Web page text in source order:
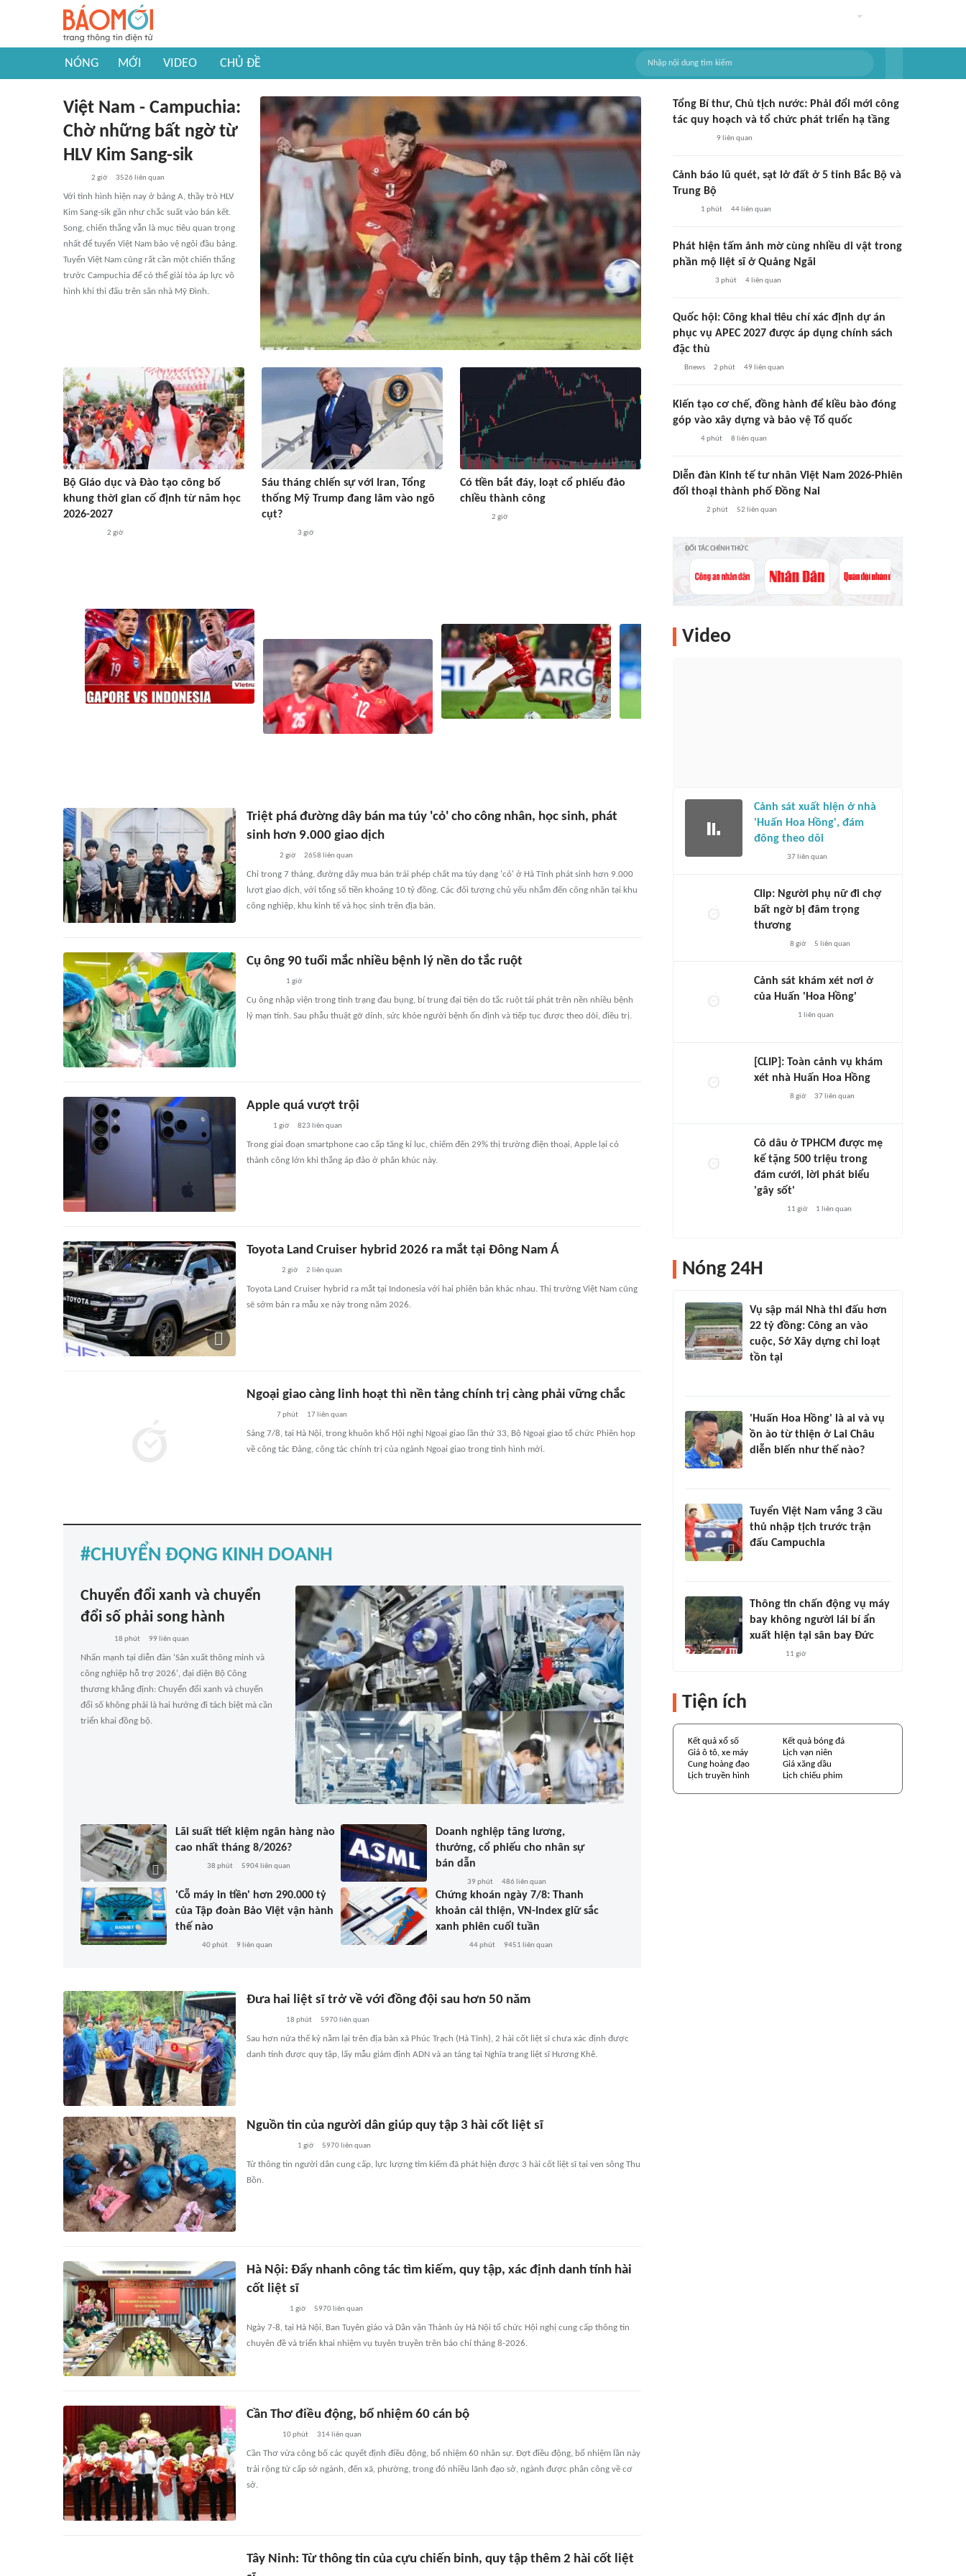
NÓNG MỚI VIDEO CHỦ ĐỀ
Việt Nam - Campuchia:
Chờ những bất ngờ từ
HLV Kim Sang-sik
2 giờ 3526 liên quan
Với tình hình hiện nay ở bảng A, thầy trò HLV
Kim Sang-sik gần như chắc suất vào bán kết.
Song, chiến thắng vẫn là mục tiêu quan trọng
nhất để tuyển Việt Nam bảo vệ ngôi đầu bảng.
Tuyển Việt Nam cũng rất cần một chiến thắng
trước Campuchia để có thể giải tỏa áp lực vô
hình khi thi đấu trên sân nhà Mỹ Đình.
Bộ Giáo dục và Đào tạo công bố
khung thời gian cố định từ năm học
2026-2027
2 giờ
Sáu tháng chiến sự với Iran, Tổng
thống Mỹ Trump đang lâm vào ngõ
cụt?
3 giờ
Có tiền bắt đáy, loạt cổ phiếu đảo
chiều thành công
2 giờ
Triệt phá đường dây bán ma túy 'cỏ' cho công nhân, học sinh, phát
sinh hơn 9.000 giao dịch
2 giờ 2658 liên quan
Chỉ trong 7 tháng, đường dây mua bán trái phép chất ma túy dạng 'cỏ' ở Hà Tĩnh phát sinh hơn 9.000
lượt giao dịch, với tổng số tiền khoảng 10 tỷ đồng. Các đối tượng chủ yếu nhắm đến công nhân tại khu
công nghiệp, khu kinh tế và học sinh trên địa bàn.
Cụ ông 90 tuổi mắc nhiều bệnh lý nền do tắc ruột
1 giờ
Cụ ông nhập viện trong tình trạng đau bụng, bí trung đại tiện do tắc ruột tái phát trên nền nhiều bệnh
lý mạn tính. Sau phẫu thuật gỡ dính, sức khỏe người bệnh ổn định và tiếp tục được theo dõi, điều trị.
Apple quá vượt trội
1 giờ 823 liên quan
Trong giai đoạn smartphone cao cấp tăng kỉ lục, chiếm đến 29% thị trường điện thoại, Apple lại có
thành công lớn khi thắng áp đảo ở phân khúc này.
Toyota Land Cruiser hybrid 2026 ra mắt tại Đông Nam Á
2 giờ 2 liên quan
Toyota Land Cruiser hybrid ra mắt tại Indonesia với hai phiên bản khác nhau. Thị trường Việt Nam cũng
sẽ sớm bán ra mẫu xe này trong năm 2026.
Ngoại giao càng linh hoạt thì nền tảng chính trị càng phải vững chắc
7 phút 17 liên quan
Sáng 7/8, tại Hà Nội, trong khuôn khổ Hội nghị Ngoại giao lần thứ 33, Bộ Ngoại giao tổ chức Phiên họp
về công tác Đảng, công tác chính trị của ngành Ngoại giao trong tình hình mới.
CHUYỂN ĐỘNG KINH DOANH
Chuyển đổi xanh và chuyển
đổi số phải song hành
18 phút 99 liên quan
Nhấn mạnh tại diễn đàn 'Sản xuất thông minh và
công nghiệp hỗ trợ 2026', đại diện Bộ Công
thương khẳng định: Chuyển đổi xanh và chuyển
đổi số không phải là hai hướng đi tách biệt mà cần
triển khai đồng bộ.
Lãi suất tiết kiệm ngân hàng nào
cao nhất tháng 8/2026?
38 phút 5904 liên quan
Doanh nghiệp tăng lương,
thưởng, cổ phiếu cho nhân sự
bán dẫn
39 phút 486 liên quan
'Cỗ máy in tiền' hơn 290.000 tỷ
của Tập đoàn Bảo Việt vận hành
thế nào
40 phút 9 liên quan
Chứng khoán ngày 7/8: Thanh
khoản cải thiện, VN-Index giữ sắc
xanh phiên cuối tuần
44 phút 9451 liên quan
Đưa hai liệt sĩ trở về với đồng đội sau hơn 50 năm
18 phút 5970liên quan
Sau hơn nửa thế kỷ nằm lại trên địa bàn xã Phúc Trạch (Hà Tĩnh), 2 hài cốt liệt sĩ chưa xác định được
danh tính được quy tập, lấy mẫu giám định ADN và an táng tại Nghĩa trang liệt sĩ Hương Khê.
Nguồn tin của người dân giúp quy tập 3 hài cốt liệt sĩ
1 giờ 5970liên quan
Từ thông tin người dân cung cấp, lực lượng tìm kiếm đã phát hiện được 3 hài cốt liệt sĩ tại ven sông Thu
Bồn.
Hà Nội: Đẩy nhanh công tác tìm kiếm, quy tập, xác định danh tính hài
cốt liệt sĩ
1 giờ 5970 liên quan
Ngày 7-8, tại Hà Nội, Ban Tuyên giáo và Dân vận Thành ủy Hà Nội tổ chức Hội nghị cung cấp thông tin
chuyên đề và triển khai nhiệm vụ tuyên truyền trên báo chí tháng 8-2026.
Cần Thơ điều động, bổ nhiệm 60 cán bộ
10 phút 314liên quan
Cần Thơ vừa công bố các quyết định điều động, bổ nhiệm 60 nhân sự. Đợt điều động, bổ nhiệm lần này
trải rộng từ cấp sở ngành, đến xã, phường, trong đó nhiều lãnh đạo sở, ngành được phân công về cơ
sở.
Tây Ninh: Từ thông tin của cựu chiến binh, quy tập thêm 2 hài cốt liệt
Tổng Bí thư, Chủ tịch nước: Phải đổi mới công
tác quy hoạch và tổ chức phát triển hạ tầng
9 liên quan
Cảnh báo lũ quét, sạt lở đất ở 5 tỉnh Bắc Bộ và
Trung Bộ
1 phút 44 liên quan
Phát hiện tấm ảnh mờ cùng nhiều di vật trong
phần mộ liệt sĩ ở Quảng Ngãi
3 phút 4liên quan
Quốc hội: Công khai tiêu chí xác định dự án
phục vụ APEC 2027 được áp dụng chính sách
đặc thù
Bnews 2 phút 49 liên quan
Kiến tạo cơ chế, đồng hành để kiều bào đóng
góp vào xây dựng và bảo vệ Tổ quốc
4 phút 8 liên quan
Diễn đàn Kinh tế tư nhân Việt Nam 2026-Phiên
đối thoại thành phố Đồng Nai
2 phút 52 liên quan
ĐỐI TÁC CHÍNH THỨC
Video
Cảnh sát xuất hiện ở nhà
'Huấn Hoa Hồng', đám
đông theo dõi
37liên quan
Clip: Người phụ nữ đi chợ
bất ngờ bị đâm trọng
thương
8 giờ 5 liên quan
Cảnh sát khám xét nơi ở
của Huấn 'Hoa Hồng'
1 liên quan
[CLIP]: Toàn cảnh vụ khám
xét nhà Huấn Hoa Hồng
8 giờ 37liên quan
Cô dâu ở TPHCM được mẹ
kế tặng 500 triệu trong
đám cưới, lời phát biểu
'gây sốt'
11 giờ 1 liên quan
Nóng 24H
Vụ sập mái Nhà thi đấu hơn
22 tỷ đồng: Công an vào
cuộc, Sở Xây dựng chỉ loạt
tồn tại
'Huấn Hoa Hồng' là ai và vụ
ồn ào từ thiện ở Lai Châu
diễn biến như thế nào?
Tuyển Việt Nam vắng 3 cầu
thủ nhập tịch trước trận
đấu Campuchia
Thông tin chấn động vụ máy
bay không người lái bí ẩn
xuất hiện tại sân bay Đức
11 giờ
Tiện ích
Kết quả xổ số
Kết quả bóng đá
Giá ô tô, xe máy
Lịch vạn niên
Cung hoàng đạo
Giá xăng dầu
Lịch truyền hình
Lịch chiếu phim